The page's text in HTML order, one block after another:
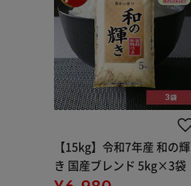
【15kg】令和7年産 和の輝
き 国産ブレンド 5kg×3袋